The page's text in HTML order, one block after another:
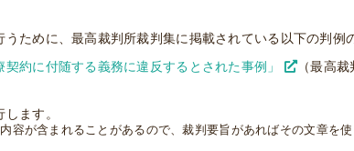
ために、最高裁判所裁判集に掲載されている以下の判例
約に付随する義務に違反するとされた事例」
（最高
ます。
が含まれることがあるので、裁判要旨があればその文章を使